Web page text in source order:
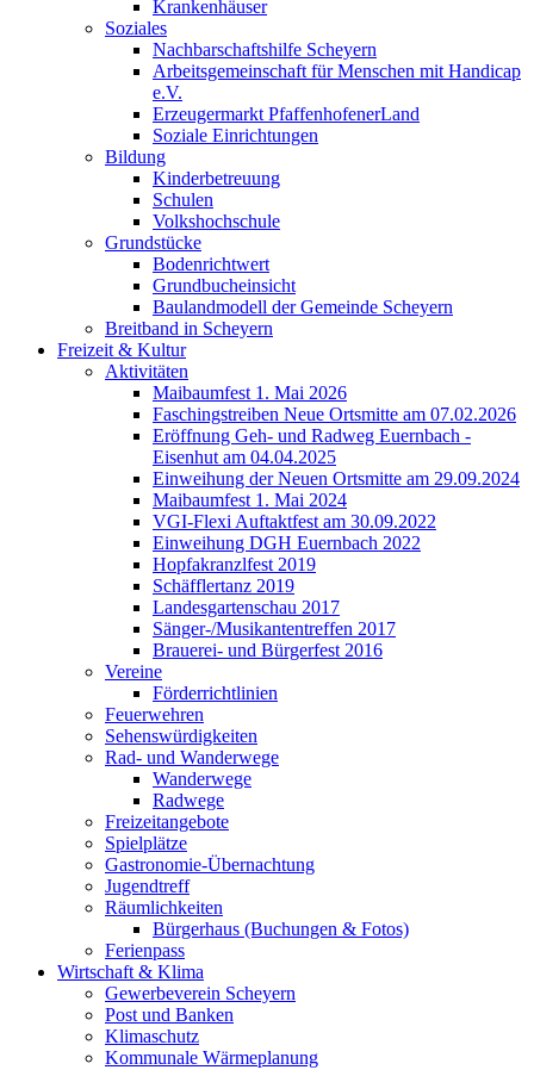
Krankenhäuser
Soziales
Nachbarschaftshilfe Scheyern
Arbeitsgemeinschaft für Menschen mit Handicap
e.V.
Erzeugermarkt PfaffenhofenerLand
Soziale Einrichtungen
Bildung
Kinderbetreuung
Schulen
Volkshochschule
Grundstücke
Bodenrichtwert
Grundbucheinsicht
Baulandmodell der Gemeinde Scheyern
Breitband in Scheyern
Freizeit & Kultur
Aktivitäten
Maibaumfest 1. Mai 2026
Faschingstreiben Neue Ortsmitte am 07.02.2026
Eröffnung Geh- und Radweg Euernbach -
Eisenhut am 04.04.2025
Einweihung der Neuen Ortsmitte am 29.09.2024
Maibaumfest 1. Mai 2024
VGI-Flexi Auftaktfest am 30.09.2022
Einweihung DGH Euernbach 2022
Hopfakranzlfest 2019
Schäfflertanz 2019
Landesgartenschau 2017
Sänger-/Musikantentreffen 2017
Brauerei- und Bürgerfest 2016
Vereine
Förderrichtlinien
Feuerwehren
Sehenswürdigkeiten
Rad- und Wanderwege
Wanderwege
Radwege
Freizeitangebote
Spielplätze
Gastronomie-Übernachtung
Jugendtreff
Räumlichkeiten
Bürgerhaus (Buchungen & Fotos)
Ferienpass
Wirtschaft & Klima
Gewerbeverein Scheyern
Post und Banken
Klimaschutz
Kommunale Wärmeplanung